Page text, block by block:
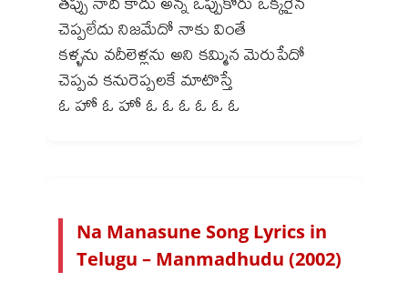
చెప్పలేదు నిజమేదో నాకు వింతే
కళ్ళను వదీలెళ్లను అని కమ్మిన మెరుపేదో
చెప్పవ కనురెప్పలకే మాటొస్తే
Na Manasune Song Lyrics in
Telugu – Manmadhudu (2002)